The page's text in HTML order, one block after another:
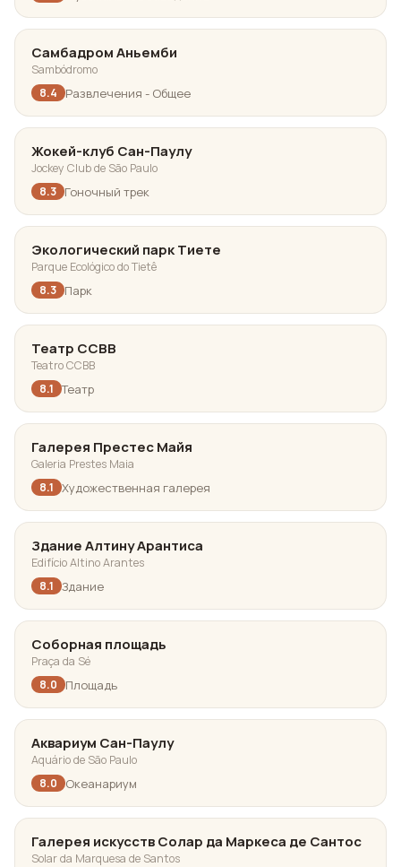
Самбадром Аньемби
Sambódromo
8.4
Развлечения - Общее
Жокей-клуб Сан-Паулу
Jockey Club de São Paulo
8.3 Гоночный трек
Экологический парк Тиете
Parque Ecológico do Tietê
8.3 Парк
Театр CCBB
Teatro CCBB
8.1 Театр
Галерея Престес Майя
Galeria Prestes Maia
8.1 Художественная галерея
Здание Алтину Арантиса
Edifício Altino Arantes
8.1 Здание
Соборная площадь
Praça da Sé
8.0
Площадь
Аквариум Сан-Паулу
Aquário de São Paulo
8.0
Океанариум
Галерея искусств Солар да Маркеса де Сантос
Solar da Marquesa de Santos